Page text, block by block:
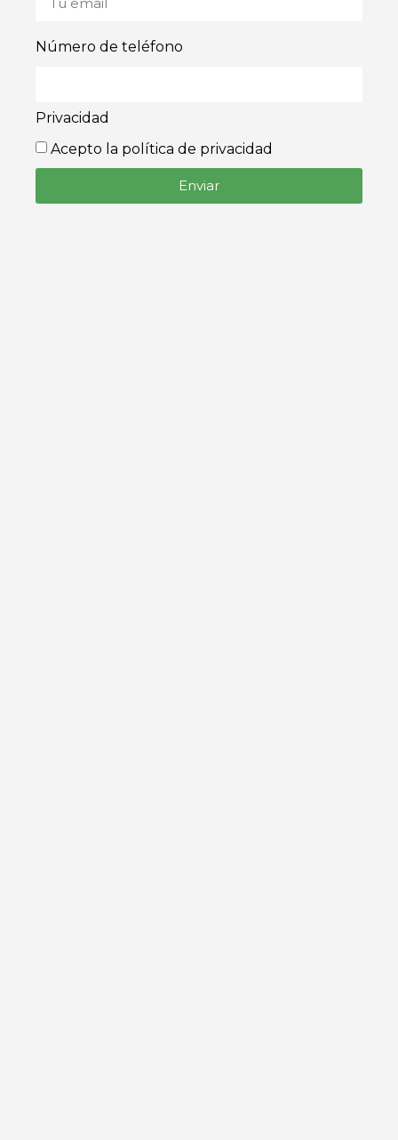
Número de teléfono
Privacidad
Acepto la política de privacidad
Enviar